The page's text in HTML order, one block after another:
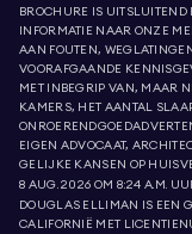
BROCHURE IS UITSLUITEND
INFORMATIE NAAR ONZE
AAN FOUTEN,
VOORAFGAANDE
MET INBEGRIP VAN, MAAR
KAMERS, HET AANTAL
EIGEN ADVOCAAT,
GELIJKE KANSEN OP
8 AUG. 2026 OM 8:24 A.M.
DOUGLAS ELLIMAN IS EEN
CALIFORNIË MET